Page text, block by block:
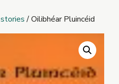
/ Oilibhéar Pluincéid